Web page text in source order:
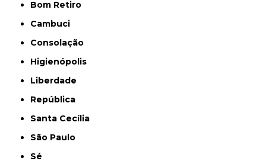
Bom Retiro
Cambuci
Consolação
Higienópolis
Liberdade
República
Santa Cecília
São Paulo
Sé